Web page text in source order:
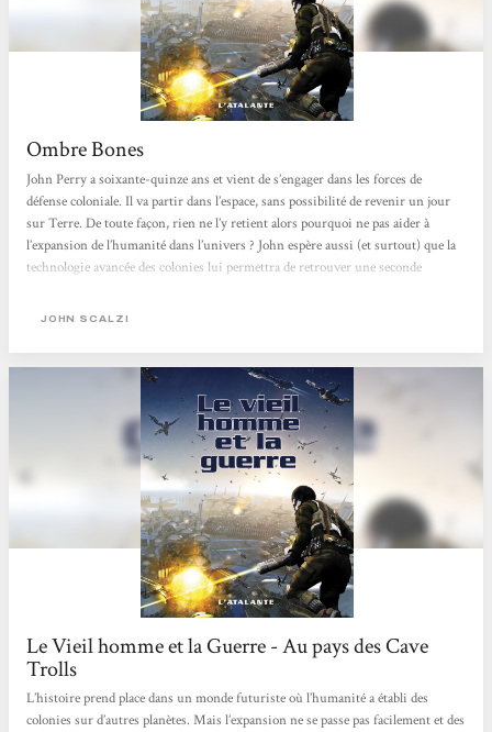
Ombre Bones
John Perry a soixante-quinze ans et vient de s’engager dans les forces de
défense coloniale. Il va partir dans l’espace, sans possibilité de revenir un jour
sur Terre. De toute façon, rien ne l’y retient alors pourquoi ne pas aider à
l’expansion de l’humanité dans l’univers ? John espère aussi (et surtout) que la
technologie avancée des colonies lui permettra de retrouver une seconde
suivre un protagoniste du quatrième âge. Pourquoi l’armée recruterait-elle...
JOHN SCALZI
Le Vieil homme et la Guerre - Au pays des Cave
Trolls
L’histoire prend place dans un monde futuriste où l’humanité a établi des
colonies sur d’autres planètes. Mais l’expansion ne se passe pas facilement et des